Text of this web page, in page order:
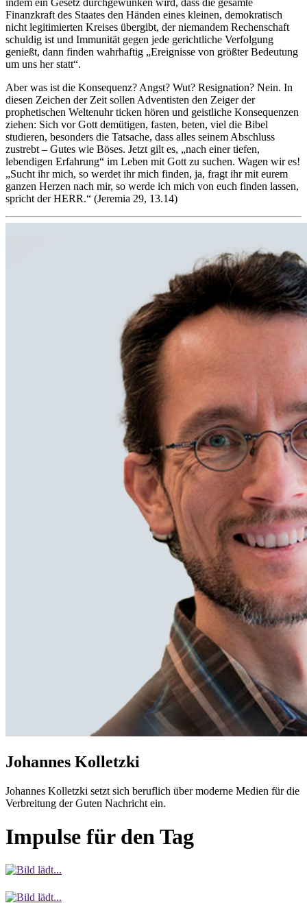
Finanzkraft des Staates den Händen eines kleinen, demokratisch
nicht legitimierten Kreises übergibt, der niemandem Rechenschaft
schuldig ist und Immunität gegen jede gerichtliche Verfolgung
genießt, dann finden wahrhaftig „Ereignisse von größter Bedeutung
um uns her statt“.
Aber was ist die Konsequenz? Angst? Wut? Resignation? Nein. In
diesen Zeichen der Zeit sollen Adventisten den Zeiger der
prophetischen Weltenuhr ticken hören und geistliche Konsequenzen
ziehen: Sich vor Gott demütigen, fasten, beten, viel die Bibel
studieren, besonders die Tatsache, dass alles seinem Abschluss
zustrebt – Gutes wie Böses. Jetzt gilt es, „nach einer tiefen,
lebendigen Erfahrung“ im Leben mit Gott zu suchen. Wagen wir es!
„Sucht ihr mich, so werdet ihr mich finden, ja, fragt ihr mit eurem
ganzen Herzen nach mir, so werde ich mich von euch finden lassen,
spricht der HERR.“ (Jeremia 29, 13.14)
Johannes Kolletzki
Johannes Kolletzki setzt sich beruflich über moderne Medien für die
Verbreitung der Guten Nachricht ein.
Impulse für den Tag